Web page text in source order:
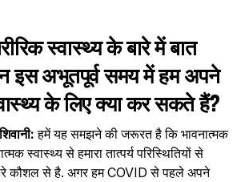
स्वास्थ्य के बारे में बात
इस अभूतपूर्व समय में हम अपने
के लिए क्या कर सकते हैं?
हमें यह समझने की जरूरत है कि भावनात्मक
स्वास्थ्य से हमारा तात्पर्य परिस्थितियों से
कौशल से है. अगर हम COVID से पहले अपने